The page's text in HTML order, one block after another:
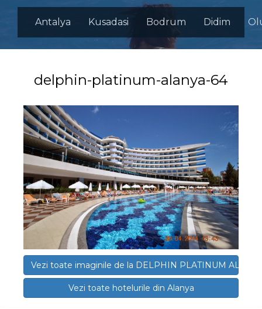
Antalya Kusadasi Bodrum Didim
delphin-platinum-alanya-64
Vezi toate imaginile de la DELPHIN PLATINUM
Vezi toate hotelurile din Alanya